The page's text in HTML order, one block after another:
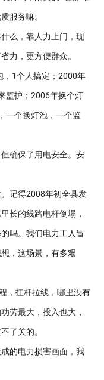
服务嘛。
么，靠人力上门，现
力，更方便群众。
1个人搞定；2000年
监护；2006年换个灯
一个换灯泡，一个监
确保了用电安全。安
记得2008年初全县发
长的线路电杆倒塌，
吗。我们电力工人冒
，这场景，有多艰
，扛杆拉线，哪里没有
劳最大，投入也大，
了关的。
的电力损害画面，我